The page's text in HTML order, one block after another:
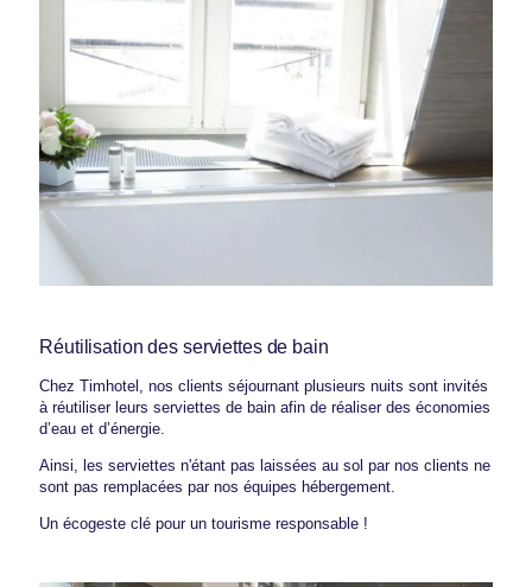
Réutilisation des serviettes de bain
Chez Timhotel, nos clients séjournant plusieurs nuits sont invités
à réutiliser leurs serviettes de bain afin de réaliser des économies
d’eau et d’énergie.
Ainsi, les serviettes n'étant pas laissées au sol par nos clients ne
sont pas remplacées par nos équipes hébergement.
Un écogeste clé pour un tourisme responsable !